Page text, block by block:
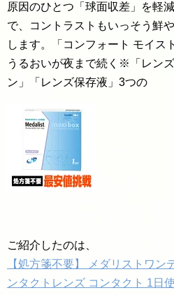
原因のひとつ「球面収差」を軽
で、コントラストもいっそう鮮
します。「コンフォート モイス
うるおいが夜まで続く※「レン
ン」「レンズ保存液」3つの
ご紹介したのは、
【処方箋不要】 メダリストワン
ンタクトレンズ コンタクト 1日